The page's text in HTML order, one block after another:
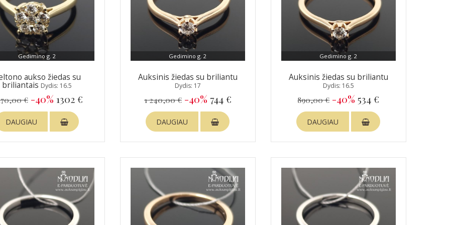
Gedimino g. 2
aukso žiedas su
briliantais Dydis: 16.5
€ -40% 1302 €
DAUGIAU
Gedimino g. 2
Auksinis žiedas su briliantu
Dydis: 17
1 240,00 € -40% 744 €
DAUGIAU
Gedimino g. 2
Auksinis žiedas su briliantu
Dydis: 16.5
890,00 € -40% 534 €
DAUGIAU